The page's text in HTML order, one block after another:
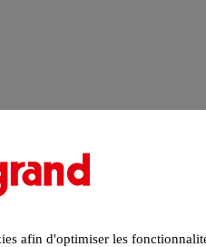
afin d'optimiser les